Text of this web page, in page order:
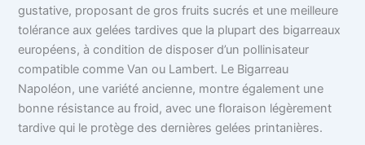
gustative, proposant de gros fruits sucrés et une meilleure
tolérance aux gelées tardives que la plupart des bigarreaux
européens, à condition de disposer d’un pollinisateur
compatible comme Van ou Lambert. Le Bigarreau
Napoléon, une variété ancienne, montre également une
bonne résistance au froid, avec une floraison légèrement
tardive qui le protège des dernières gelées printanières.